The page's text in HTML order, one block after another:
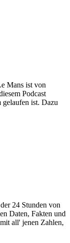
Mans ist von
Podcast
ist. Dazu
24 Stunden von
Daten, Fakten und
all' jenen Zahlen,